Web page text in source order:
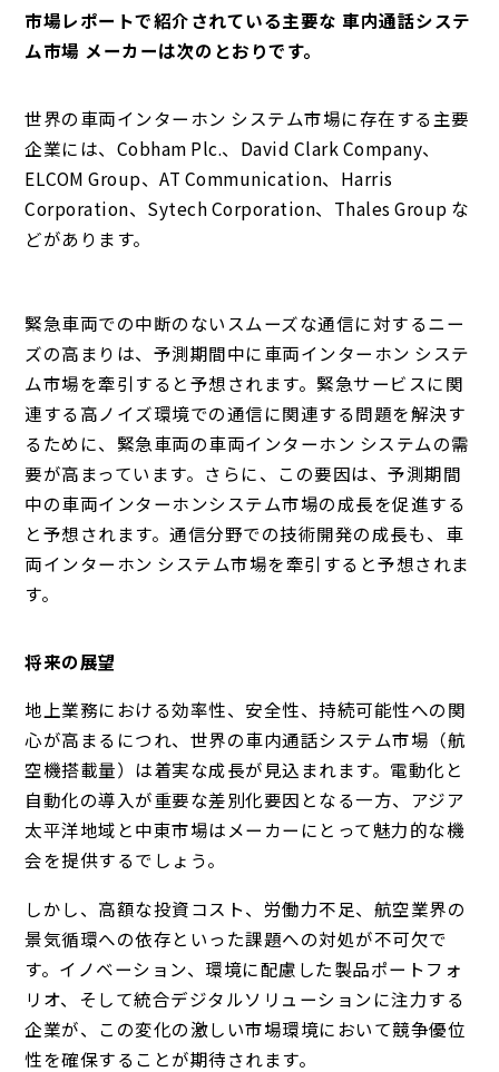
市場レポートで紹介されている主要な 車内通話システ
ム市場 メーカーは次のとおりです。
世界の車両インターホン システム市場に存在する主要
企業には、Cobham Plc.、David Clark Company、
ELCOM Group、AT Communication、Harris
Corporation、Sytech Corporation、Thales Group な
どがあります。
緊急車両での中断のないスムーズな通信に対するニー
ズの高まりは、予測期間中に車両インターホン システ
ム市場を牽引すると予想されます。 緊急サービスに関
連する高ノイズ環境での通信に関連する問題を解決す
るために、緊急車両の車両インターホン システムの需
要が高まっています。 さらに、この要因は、予測期間
中の車両インターホンシステム市場の成長を促進する
と予想されます。通信分野での技術開発の成長も、車
両インターホン システム市場を牽引すると予想されま
す。
将来の展望
地上業務における効率性、安全性、持続可能性への関
心が高まるにつれ、世界の車内通話システム市場（航
空機搭載量）は着実な成長が見込まれます。電動化と
自動化の導入が重要な差別化要因となる一方、アジア
太平洋地域と中東市場はメーカーにとって魅力的な機
会を提供するでしょう。
しかし、高額な投資コスト、労働力不足、航空業界の
景気循環への依存といった課題への対処が不可欠で
す。イノベーション、環境に配慮した製品ポートフォ
リオ、そして統合デジタルソリューションに注力する
企業が、この変化の激しい市場環境において競争優位
性を確保することが期待されます。